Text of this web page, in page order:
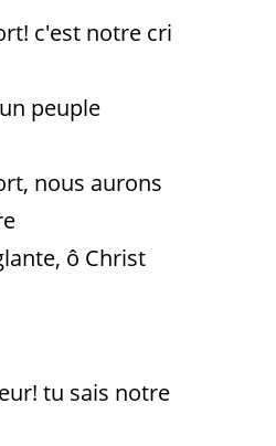
c'est notre cri
peuple
nous aurons
ô Christ
tu sais notre